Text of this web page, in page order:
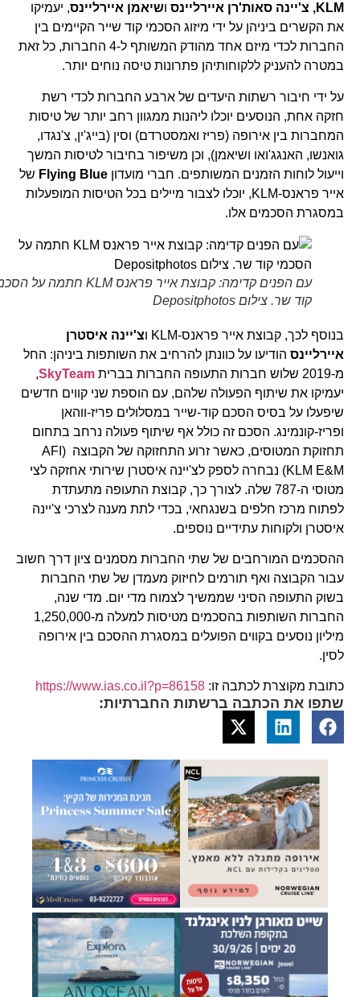
KLM, צ'יינה סאות'רן איירליינסושיאמן איירליינס, יעמיקו
את הקשרים ביניהן על ידי מיזוג הסכמי קוד שייר הקיימים בין
החברות לכדי מיזם אחד מהודק המשותף ל-4 החברות, כל זאת
במטרה להעניק ללקוחותיהן פתרונות טיסה נוחים יותר.
על ידי חיבור רשתות היעדים של ארבע החברות לכדי רשת
חזקה אחת, הנוסעים יוכלו ליהנות ממגוון רחב יותר של טיסות
המחברות בין אירופה (פריז ואמסטרדם) וסין (בייג'ין, צ'נגדו,
גואנשו, האנגג'ואו ושיאמן), וכן משיפור בחיבור לטיסות המשך
וייעול לוחות הזמנים המשותפים. חברי מועדוןFlying Blueשל
אייר פראנס-KLM, יוכלו לצבור מיילים בכל הטיסות המופעלות
במסגרת הסכמים אלו.
עם הפנים קדימה: קבוצת אייר פראנס KLM חתמה על הסכמי
קוד שר. צילום Depositphotos
בנוסף לכך, קבוצת אייר פראנס-KLM ו
צ'יינה איסטרן
איירליינסהודיעו על כוונתן להרחיב את השותפות ביניהן: החל
SkyTeam
,
יעמיקו את שיתוף הפעולה שלהם, עם הוספת שני קווים חדשים
שיפעלו על בסיס הסכם קוד-שייר במסלולים פריז-ווהאן
ופריז-קונמינג. הסכם זה כולל אף שיתוף פעולה נרחב בתחום
תחזוקת המטוסים, כאשר זרוע התחזוקה של הקבוצה (AFI
KLM E&M) נבחרה לספק לצ'יינה איסטרן שירותי אחזקה לצי
מטוסי ה-787 שלה. לצורך כך, קבוצת התעופה מתעתדת
לפתוח מרכז חלפים בשנגחאי, בכדי לתת מענה לצרכי צ'יינה
איסטרן ולקוחות עתידיים נוספים.
ההסכמים המורחבים של שתי החברות מסמנים ציון דרך חשוב
עבור הקבוצה ואף תורמים לחיזוק מעמדן של שתי החברות
בשוק התעופה הסיני שממשיך לצמוח מדי יום. מדי שנה,
החברות השותפות בהסכמים מטיסות למעלה מ-1,250,000
מיליון נוסעים בקווים הפועלים במסגרת ההסכם בין אירופה
לסין.
כתובת מקוצרת לכתבה זו: https://www.ias.co.il?p=86158
שתפו את הכתבה ברשתות החברתיות: